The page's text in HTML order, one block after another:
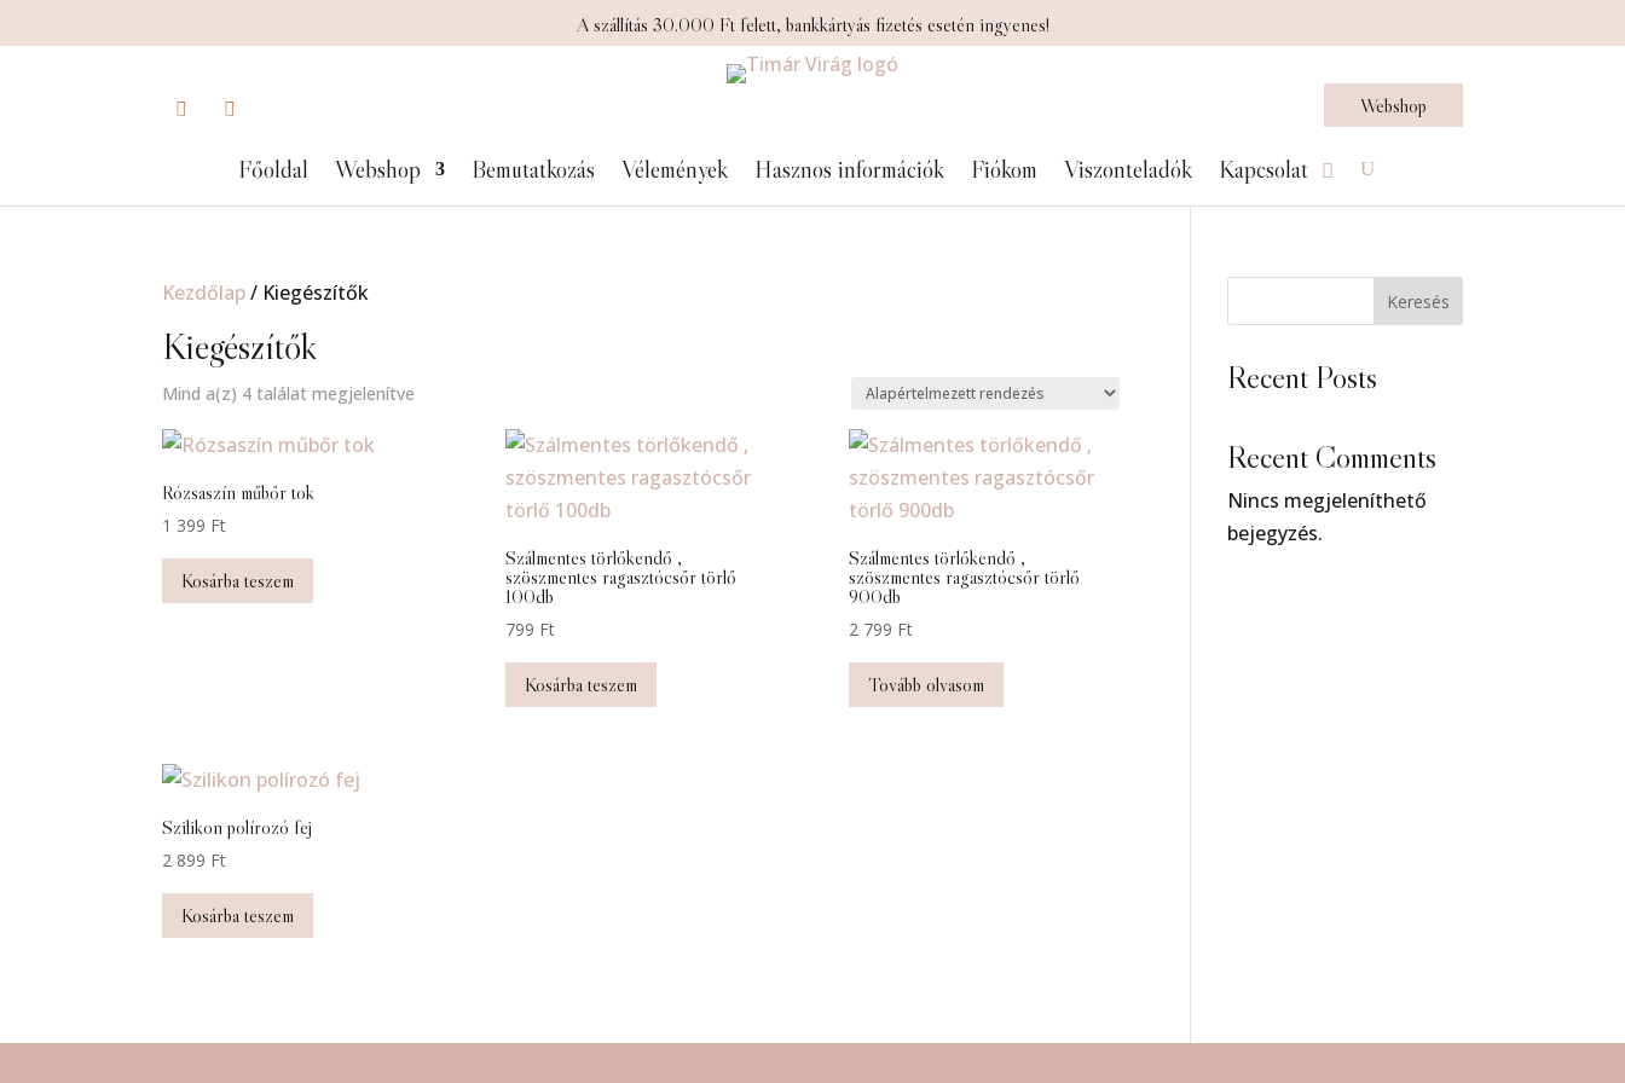
A szállítás 30.000 Ft felett, bankkártyás fizetés esetén ingyenes!
Webshop
Főoldal Webshop Bemutatkozás Vélemények Hasznos információk Fiókom Viszonteladók Kapcsolat
Kezdőlap/ Kiegészítők
Kiegészítők
Mind a(z) 4 találat megjelenítve
Rózsaszín műbőr tok
1 399 Ft
Kosárba teszem
Szálmentes törlőkendő ,
szöszmentes ragasztócsőr törlő
100db
799 Ft
Kosárba teszem
Szálmentes törlőkendő ,
szöszmentes ragasztócsőr törlő
900db
2 799 Ft
Tovább olvasom
Szilikon polírozó fej
2 899 Ft
Kosárba teszem
Keresés
Recent Posts
Recent Comments
Nincs megjeleníthető
bejegyzés.